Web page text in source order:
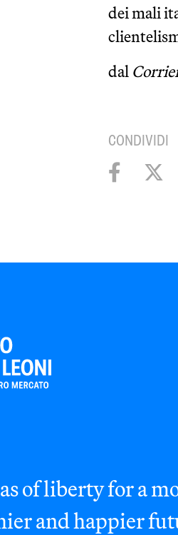
dei mali
dal
CONDIVIDI
of liberty for a
and happier